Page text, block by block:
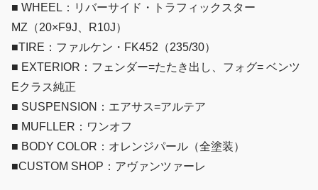
■ WHEEL：リバーサイド・トラフィックスター
MZ（20×F9J、R10J）
■TIRE：ファルケン・FK452（235/30）
■ EXTERIOR：フェンダー=たたき出し、フォグ= ベンツ
Eクラス純正
■ SUSPENSION：エアサス=アルテア
■ MUFLLER：ワンオフ
■ BODY COLOR：オレンジパール（全塗装）
■CUSTOM SHOP：アヴァンツァーレ